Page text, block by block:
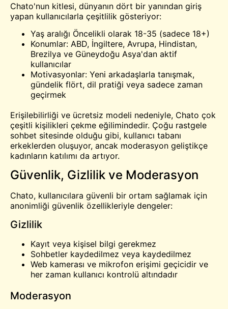
Chato'nun kitlesi, dünyanın dört bir yanından giriş
yapan kullanıcılarla çeşitlilik gösteriyor:
Yaş aralığı Öncelikli olarak 18-35 (sadece 18+)
Konumlar: ABD, İngiltere, Avrupa, Hindistan,
Brezilya ve Güneydoğu Asya'dan aktif
kullanıcılar
Motivasyonlar: Yeni arkadaşlarla tanışmak,
gündelik flört, dil pratiği veya sadece zaman
geçirmek
Erişilebilirliği ve ücretsiz modeli nedeniyle, Chato çok
çeşitli kişilikleri çekme eğilimindedir. Çoğu rastgele
sohbet sitesinde olduğu gibi, kullanıcı tabanı
erkeklerden oluşuyor, ancak moderasyon geliştikçe
kadınların katılımı da artıyor.
Güvenlik, Gizlilik ve Moderasyon
Chato, kullanıcılara güvenli bir ortam sağlamak için
anonimliği güvenlik özellikleriyle dengeler:
Gizlilik
Kayıt veya kişisel bilgi gerekmez
Sohbetler kaydedilmez veya kaydedilmez
Web kamerası ve mikrofon erişimi geçicidir ve
her zaman kullanıcı kontrolü altındadır
Moderasyon